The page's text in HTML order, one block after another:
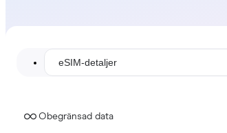
eSIM-detaljer
Obegränsad data